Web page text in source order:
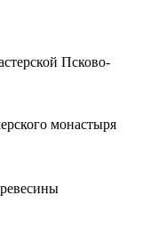
Псково-
монастыря